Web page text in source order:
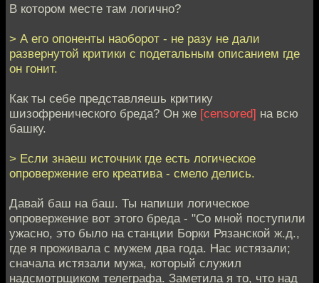
В котором месте там логично?
> А его опоненты наоборот - не разу не дали
развернутой критики с подетальным описанием где
он гонит.
Как ты себе представляешь критику
шизофренического бреда? Он же [censored] на всю
башку.
> Если знаеш источник где есть логическое
опровержение его креатива - смело делись.
Давай баш на баш. Ты напиши логическое
опровержение вот этого бреда - "Со мной поступили
ужасно, это было на станции Борки Рязанской ж.д.,
где я проживала с мужем два года. Нас истязали;
сначала истязали мужа, который служил
надсмотрщиком телеграфа. Заметила я то, что над